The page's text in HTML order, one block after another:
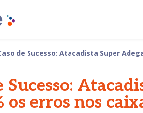
de Sucesso: Atacadista Super
Sucesso:
os erros nos